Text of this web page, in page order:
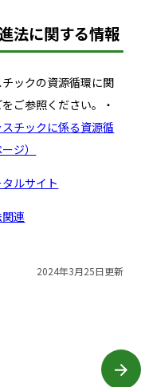
法に関する情報
ックの資源循環に関
ご参照ください。・
チックに係る資源循
ジ）
ルサイト
連
2024年3月25日更新